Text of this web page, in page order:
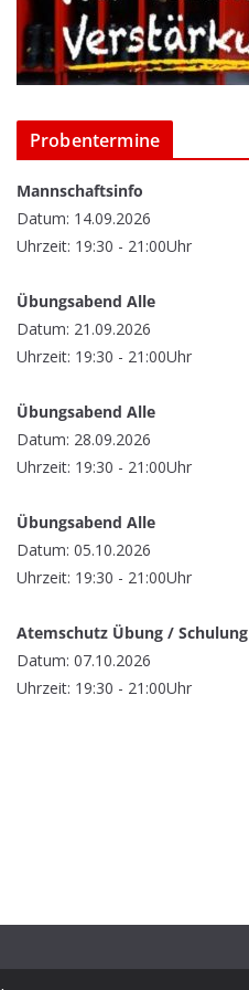
Probentermine
Mannschaftsinfo
Datum: 14.09.2026
Uhrzeit: 19:30 - 21:00Uhr
Übungsabend Alle
Datum: 21.09.2026
Uhrzeit: 19:30 - 21:00Uhr
Übungsabend Alle
Datum: 28.09.2026
Uhrzeit: 19:30 - 21:00Uhr
Übungsabend Alle
Datum: 05.10.2026
Uhrzeit: 19:30 - 21:00Uhr
Atemschutz Übung / Schulung
Datum: 07.10.2026
Uhrzeit: 19:30 - 21:00Uhr